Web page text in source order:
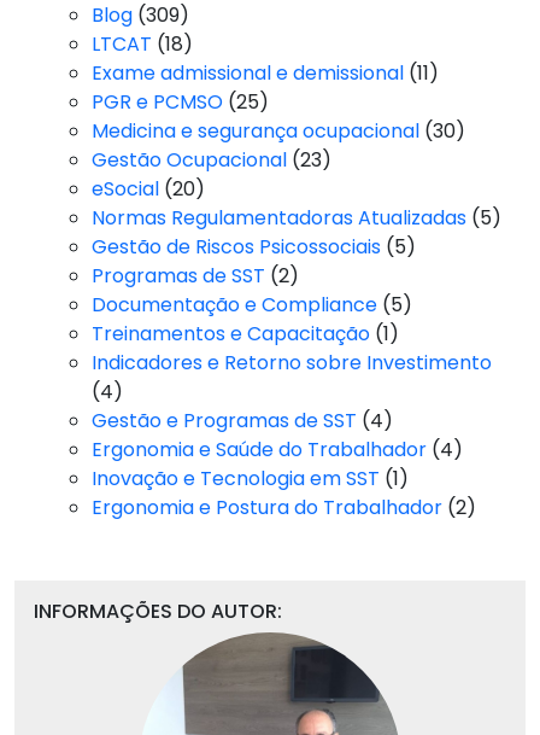
Blog (309)
LTCAT (18)
Exame admissional e demissional (11)
PGR e PCMSO (25)
Medicina e segurança ocupacional (30)
Gestão Ocupacional (23)
eSocial (20)
Normas Regulamentadoras Atualizadas (5)
Gestão de Riscos Psicossociais (5)
Programas de SST (2)
Documentação e Compliance (5)
Treinamentos e Capacitação (1)
Indicadores e Retorno sobre Investimento
(4)
Gestão e Programas de SST (4)
Ergonomia e Saúde do Trabalhador (4)
Inovação e Tecnologia em SST (1)
Ergonomia e Postura do Trabalhador (2)
INFORMAÇÕES DO AUTOR: